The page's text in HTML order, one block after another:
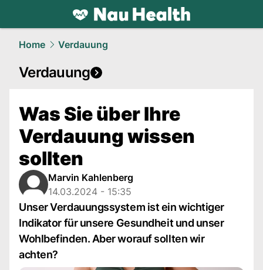
health.NAU.ch
Home Verdauung
Verdauung
Was Sie über Ihre
Verdauung wissen
sollten
Marvin Kahlenberg
14.03.2024 - 15:35
Unser Verdauungssystem ist ein wichtiger
Indikator für unsere Gesundheit und unser
Wohlbefinden. Aber worauf sollten wir
achten?